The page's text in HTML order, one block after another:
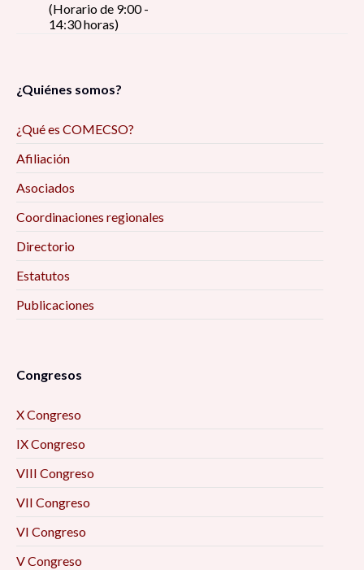
(Horario de 9:00 -
14:30 horas)
¿Quiénes somos?
¿Qué es COMECSO?
Afiliación
Asociados
Coordinaciones regionales
Directorio
Estatutos
Publicaciones
Congresos
X Congreso
IX Congreso
VIII Congreso
VII Congreso
VI Congreso
V Congreso